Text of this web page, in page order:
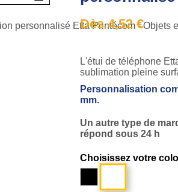
Dès 4,52 €
L'étui de téléphone
sublimation pleine
Personnalisation
mm.
Un autre type de
répond sous 24 h
Choisissez votre